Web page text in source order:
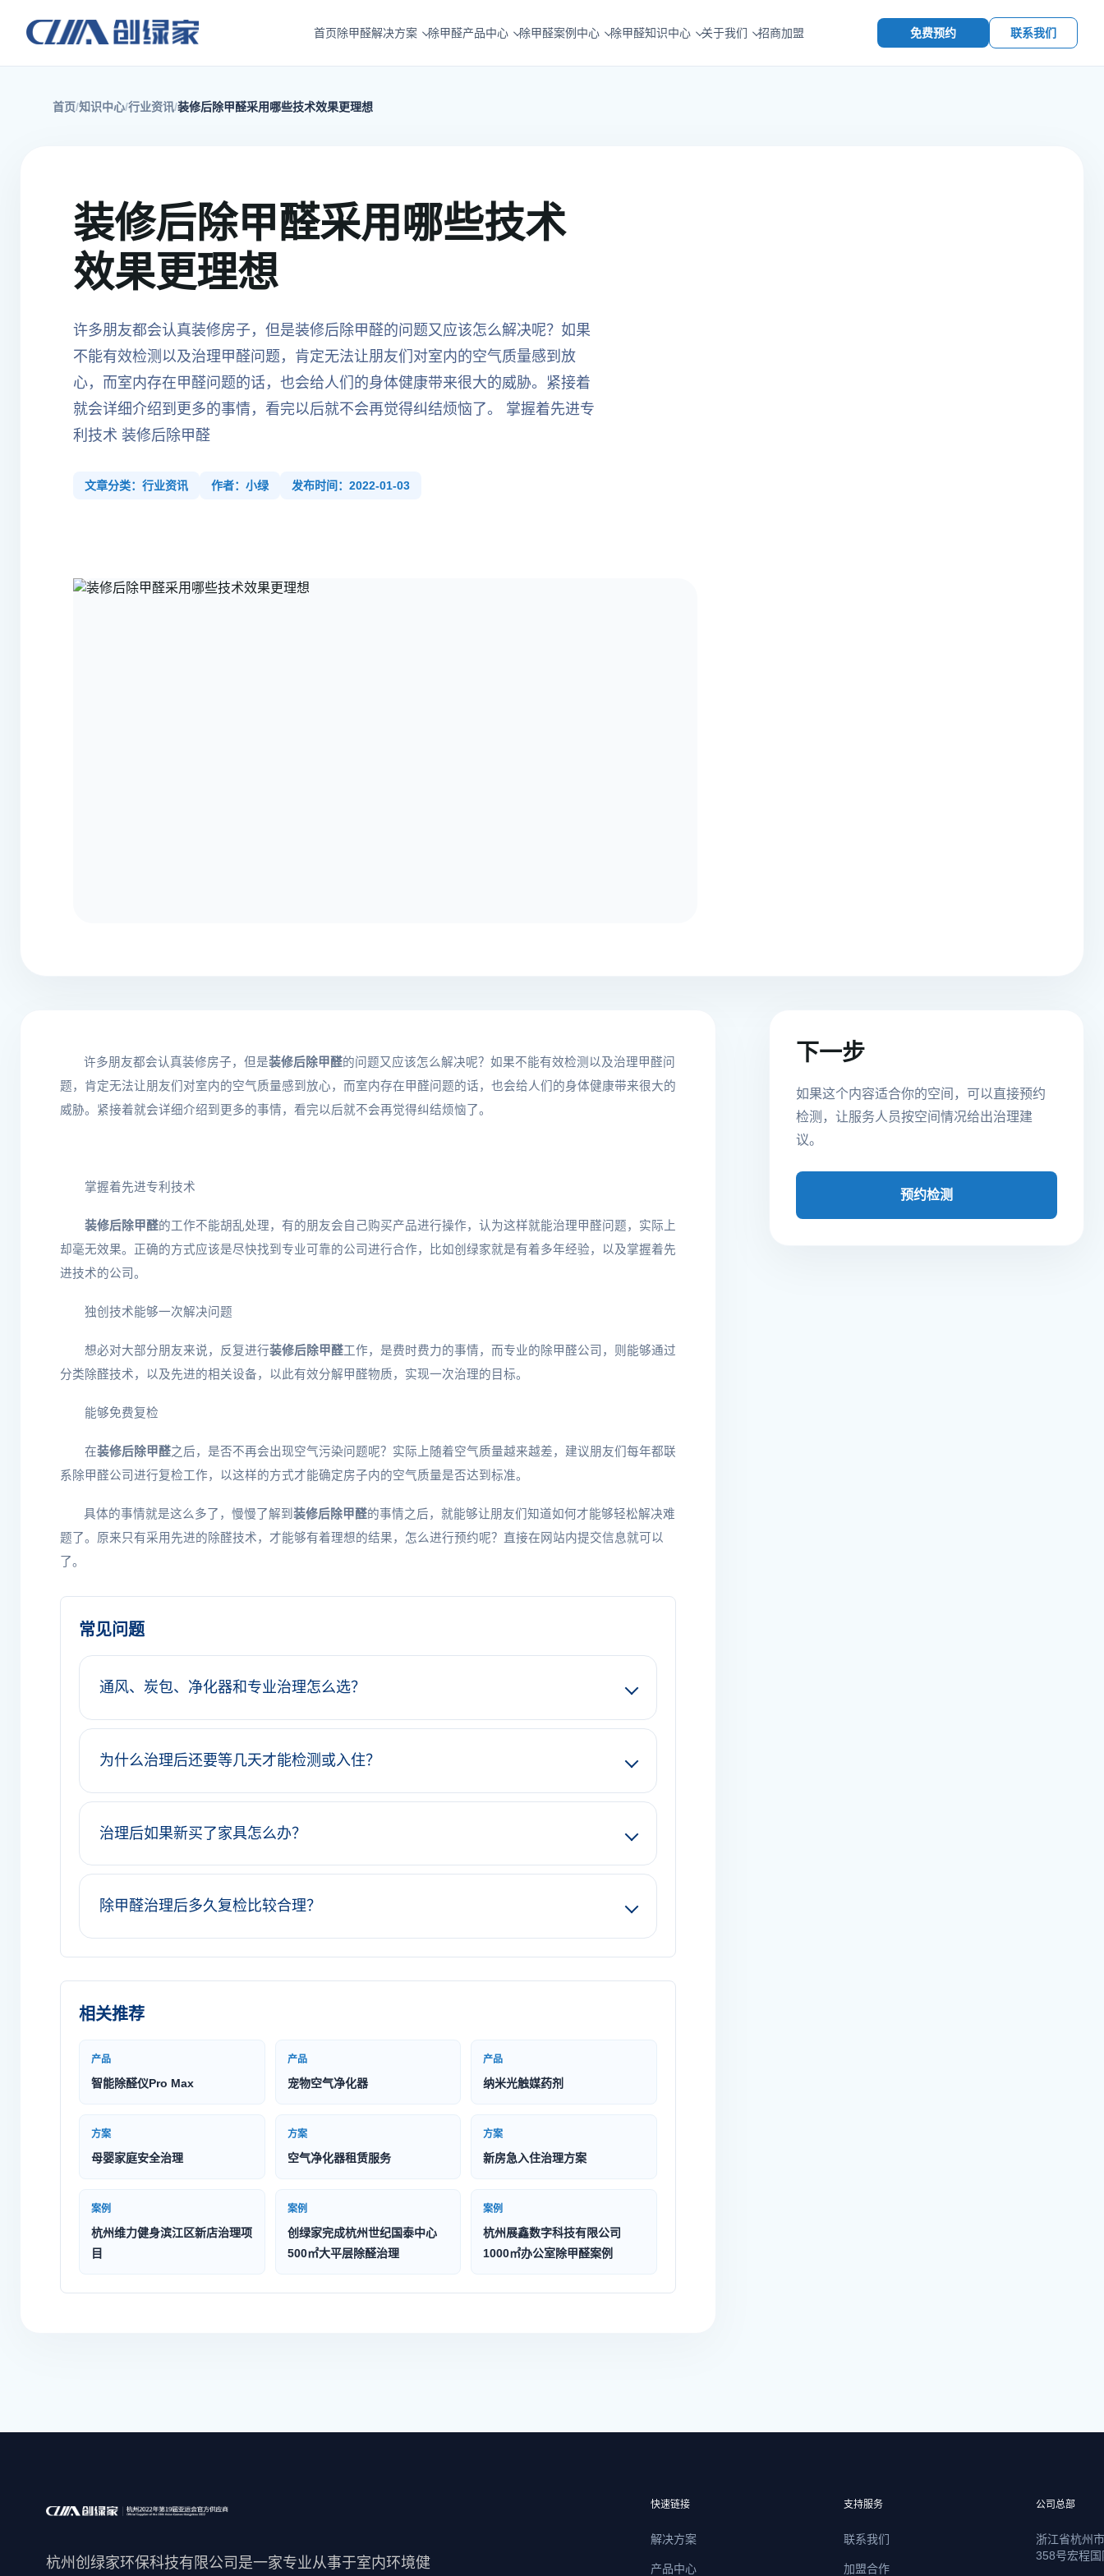
首页除甲醛解决方案 除甲醛产品中心 除甲醛案例中心 除甲醛知识中心 关于我们 招商加盟 免费预约 联系我们
首页 知识中心 行业资讯 装修后除甲醛采用哪些技术效果更理想
装修后除甲醛采用哪些技术
效果更理想
许多朋友都会认真装修房子，但是装修后除甲醛的问题又应该怎么解决呢？如果
不能有效检测以及治理甲醛问题，肯定无法让朋友们对室内的空气质量感到放
心，而室内存在甲醛问题的话，也会给人们的身体健康带来很大的威胁。紧接着
就会详细介绍到更多的事情，看完以后就不会再觉得纠结烦恼了。 掌握着先进专
利技术 装修后除甲醛
文章分类：行业资讯 作者：小绿 发布时间：2022-01-03
许多朋友都会认真装修房子，但是装修后除甲醛的问题又应该怎么解决呢？如果不能有效检测以及治理甲醛问
题，肯定无法让朋友们对室内的空气质量感到放心，而室内存在甲醛问题的话，也会给人们的身体健康带来很大的
威胁。紧接着就会详细介绍到更多的事情，看完以后就不会再觉得纠结烦恼了。
掌握着先进专利技术
装修后除甲醛的工作不能胡乱处理，有的朋友会自己购买产品进行操作，认为这样就能治理甲醛问题，实际上
却毫无效果。正确的方式应该是尽快找到专业可靠的公司进行合作，比如创绿家就是有着多年经验，以及掌握着先
进技术的公司。
独创技术能够一次解决问题
想必对大部分朋友来说，反复进行装修后除甲醛工作，是费时费力的事情，而专业的除甲醛公司，则能够通过
分类除醛技术，以及先进的相关设备，以此有效分解甲醛物质，实现一次治理的目标。
能够免费复检
在装修后除甲醛之后，是否不再会出现空气污染问题呢？实际上随着空气质量越来越差，建议朋友们每年都联
系除甲醛公司进行复检工作，以这样的方式才能确定房子内的空气质量是否达到标准。
具体的事情就是这么多了，慢慢了解到装修后除甲醛的事情之后，就能够让朋友们知道如何才能够轻松解决难
题了。原来只有采用先进的除醛技术，才能够有着理想的结果，怎么进行预约呢？直接在网站内提交信息就可以
了。
常见问题
通风、炭包、净化器和专业治理怎么选？
为什么治理后还要等几天才能检测或入住？
治理后如果新买了家具怎么办？
除甲醛治理后多久复检比较合理？
相关推荐
产品
智能除醛仪Pro Max
产品
宠物空气净化器
产品
纳米光触媒药剂
方案
母婴家庭安全治理
方案
空气净化器租赁服务
方案
新房急入住治理方案
案例
杭州维力健身滨江区新店治理项
目
案例
创绿家完成杭州世纪国泰中心
500㎡大平层除醛治理
案例
杭州展鑫数字科技有限公司
1000㎡办公室除甲醛案例
下一步
如果这个内容适合你的空间，可以直接预约
检测，让服务人员按空间情况给出治理建
议。
预约检测
杭州创绿家环保科技有限公司是一家专业从事于室内环境健
快速链接
解决方案
产品中心
支持服务
联系我们
加盟合作
公司总部
浙江省杭州
358号宏程